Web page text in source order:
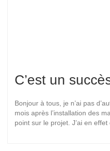
C’est un
Bonjour à tous, je n’ai pas
mois après l’installation des
point sur le projet. J’ai en